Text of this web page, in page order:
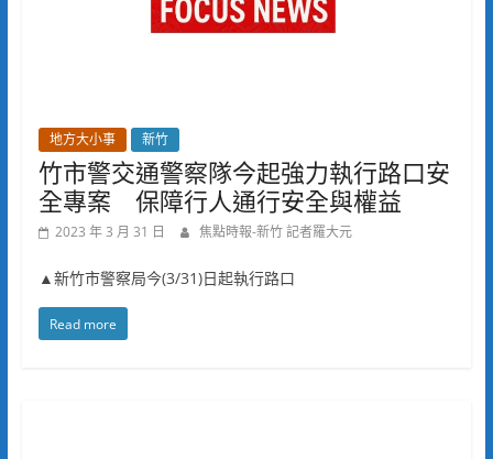
地方大小事 新竹
竹市警交通警察隊今起強力執行路口安
全專案 保障行人通行安全與權益
2023 年 3 月 31 日 焦點時報-新竹 記者羅大元
▲新竹市警察局今(3/31)日起執行路口
Read more